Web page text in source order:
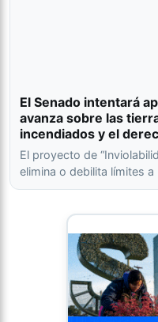
El Senado intentará
avanza sobre las
incendiados y el
El proyecto de
elimina o debilita límites